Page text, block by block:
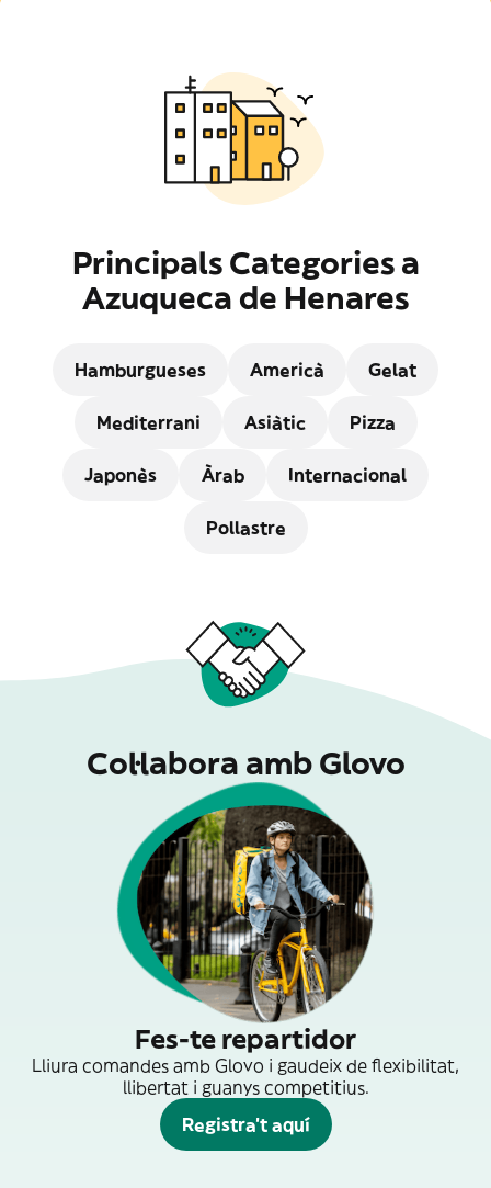
Principals Categories a
Azuqueca de Henares
Hamburgueses Americà Gelat
Mediterrani Asiàtic Pizza
Japonès Àrab Internacional
Pollastre
Col·labora amb Glovo
Fes-te repartidor
Lliura comandes amb Glovo i gaudeix de flexibilitat,
llibertat i guanys competitius.
Registra't aquí